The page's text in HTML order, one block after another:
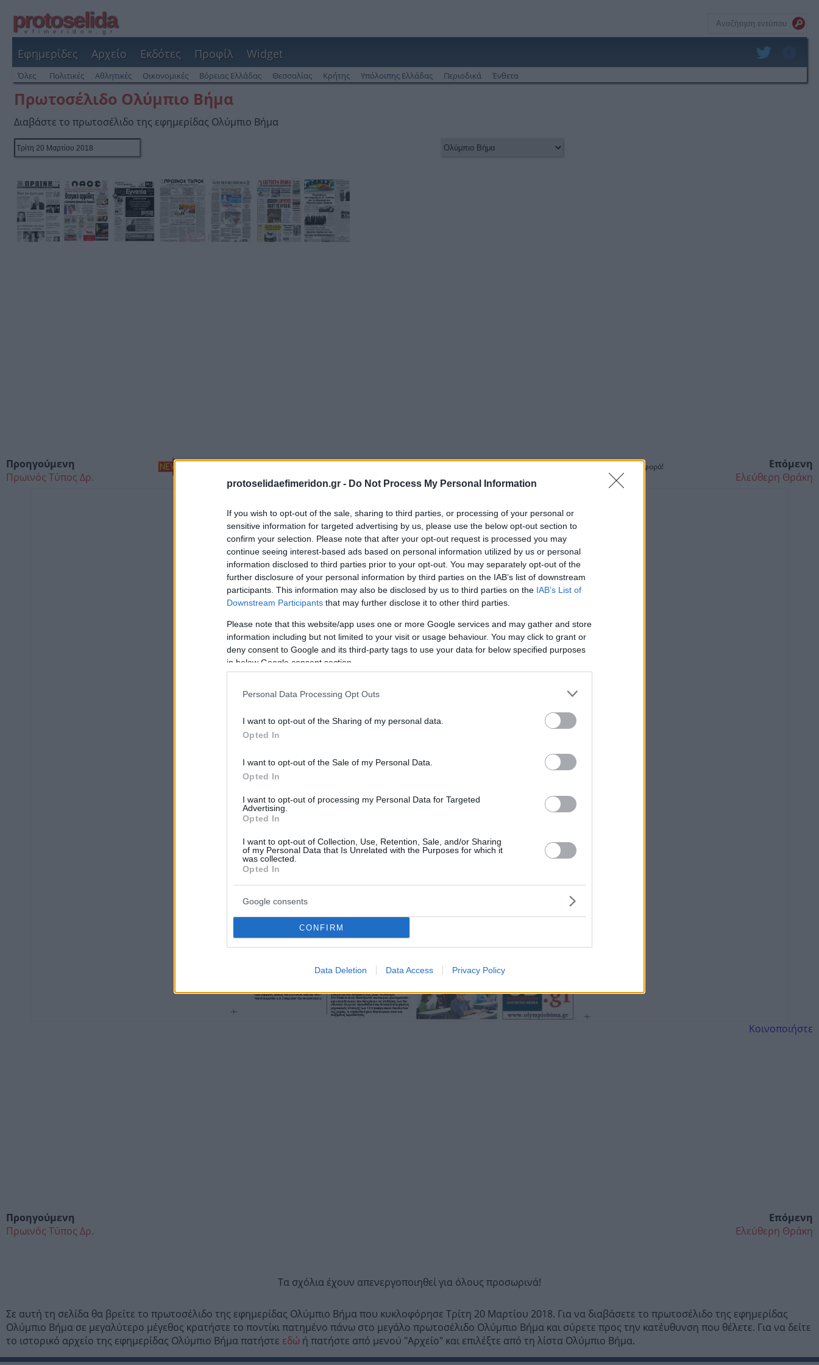
protoselidaefimeridon.gr - Do Not Process My Personal Information
If you wish to opt-out of the sale, sharing to third parties, or processing of your personal or
sensitive information for targeted advertising by us, please use the below opt-out section to
confirm your selection. Please note that after your opt-out request is processed you may
continue seeing interest-based ads based on personal information utilized by us or personal
information disclosed to third parties prior to your opt-out. You may separately opt-out of the
further disclosure of your personal information by third parties on the IAB’s list of downstream
participants. This information may also be disclosed by us to third parties on the IAB’s List of
Downstream Participants that may further disclose it to other third parties.
Please note that this website/app uses one or more Google services and may gather and store
information including but not limited to your visit or usage behaviour. You may click to grant or
deny consent to Google and its third-party tags to use your data for below specified purposes
in below Google consent section.
Personal Data Processing Opt Outs
I want to opt-out of the Sharing of my personal data.
Opted In
I want to opt-out of the Sale of my Personal Data.
Opted In
I want to opt-out of processing my Personal Data for Targeted
Advertising.
Opted In
I want to opt-out of Collection, Use, Retention, Sale, and/or Sharing
of my Personal Data that Is Unrelated with the Purposes for which it
was collected.
Opted In
Google consents
CONFIRM
Data Deletion Data Access Privacy Policy
protoselida
efimeridon.gr
Εφημερίδες Αρχείο Εκδότες Προφίλ Widget
Όλες Πολιτικές Αθλητικές Οικονομικές Βόρειας Ελλάδας Θεσσαλίας Κρήτης Υπόλοιπης Ελλάδας Περιοδικά Ένθετα
Πρωτοσέλιδο Ολύμπιο Βήμα
Διαβάστε το πρωτοσέλιδο της εφημερίδας Ολύμπιο Βήμα
στο σημείο που επιθυμείτε. Αριστερό κλικ για επαναφορά!
Προηγούμενη
Πρωινός Τύπος Δρ.
Επόμενη
Ελεύθερη Θράκη
Κοινοποιήστε
Προηγούμενη
Πρωινός Τύπος Δρ.
Επόμενη
Ελεύθερη Θράκη
Τα σχόλια έχουν απενεργοποιηθεί για όλους προσωρινά!
Σε αυτή τη σελίδα θα βρείτε το πρωτοσέλιδο της εφημερίδας Ολύμπιο Βήμα που κυκλοφόρησε Τρίτη 20 Μαρτίου 2018. Για να διαβάσετε το πρωτοσέλιδο της εφημερίδας
Ολύμπιο Βήμα σε μεγαλύτερο μέγεθος κρατήστε το ποντίκι πατημένο πάνω στο μεγάλο πρωτοσέλιδο Ολύμπιο Βήμα και σύρετε προς την κατέυθυνση που θέλετε. Για να δείτε
το ιστορικό αρχείο της εφημερίδας Ολύμπιο Βήμα πατήστε εδώ ή πατήστε από μενού "Αρχείο" και επιλέξτε από τη λίστα Ολύμπιο Βήμα.